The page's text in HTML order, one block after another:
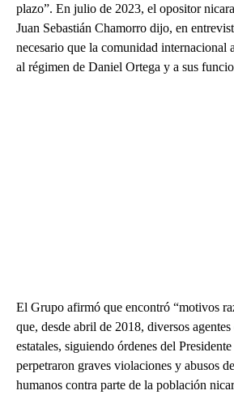
plazo”. En julio de 2023, el opositor
Juan Sebastián Chamorro dijo, en
necesario que la comunidad internacional
al régimen de Daniel Ortega y a sus
El Grupo afirmó que encontró “motivos
que, desde abril de 2018, diversos agentes
estatales, siguiendo órdenes del
perpetraron graves violaciones y abusos
humanos contra parte de la población